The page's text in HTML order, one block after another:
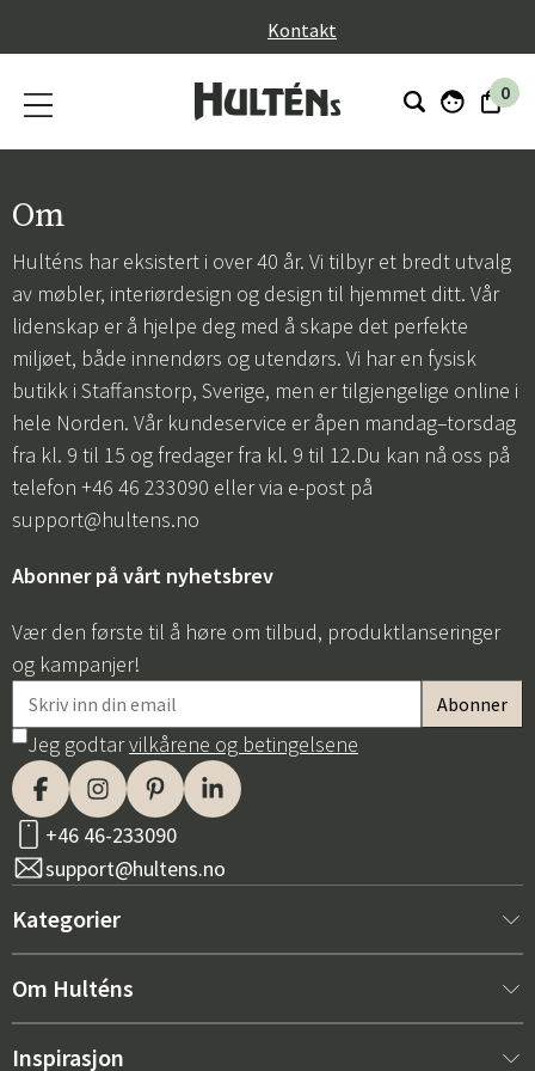
Sverige
Danmark
Norge
Kontakt
0
Om
Hulténs har eksistert i over 40 år. Vi tilbyr et bredt utvalg
av møbler, interiørdesign og design til hjemmet ditt. Vår
lidenskap er å hjelpe deg med å skape det perfekte
miljøet, både innendørs og utendørs. Vi har en fysisk
butikk i Staffanstorp, Sverige, men er tilgjengelige online i
hele Norden. Vår kundeservice er åpen mandag–torsdag
fra kl. 9 til 15 og fredager fra kl. 9 til 12.Du kan nå oss på
telefon +46 46 233090 eller via e-post på
support@hultens.no
Abonner på vårt nyhetsbrev
Vær den første til å høre om tilbud, produktlanseringer
og kampanjer!
Jeg godtarvilkårene og betingelsene
+46 46-233090
support@hultens.no
Kategorier
Nytt hos oss
Om Hulténs
Om Hulténs
Inspirasjon